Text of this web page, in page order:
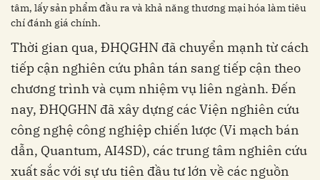
tâm, lấy sản phẩm đầu ra và khả năng thương mại hóa làm tiêu
chí đánh giá chính.
Thời gian qua, ĐHQGHN đã chuyển mạnh từ cách
tiếp cận nghiên cứu phân tán sang tiếp cận theo
chương trình và cụm nhiệm vụ liên ngành. Đến
nay, ĐHQGHN đã xây dựng các Viện nghiên cứu
công nghệ công nghiệp chiến lược (Vi mạch bán
dẫn, Quantum, AI4SD), các trung tâm nghiên cứu
xuất sắc với sự ưu tiên đầu tư lớn về các nguồn